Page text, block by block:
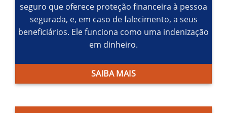
seguro que oferece proteção financeira à pessoa
segurada, e, em caso de falecimento, a seus
beneficiários. Ele funciona como uma indenização
em dinheiro.
SAIBA MAIS